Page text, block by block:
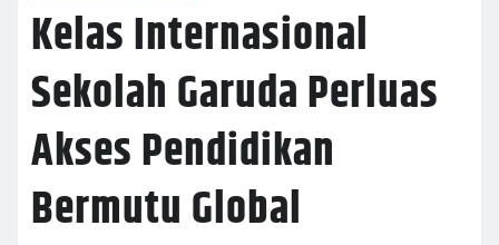
Kelas Internasional
Sekolah Garuda Perluas
Akses Pendidikan
Bermutu Global